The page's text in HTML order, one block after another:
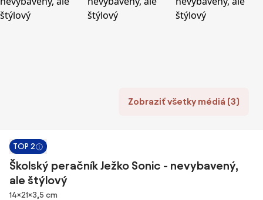
Zobraziť všetky médiá (3)
TOP 2
Školský peračník Ježko Sonic - nevybavený,
ale štýlový
Rozmery
14×21×3,5 cm